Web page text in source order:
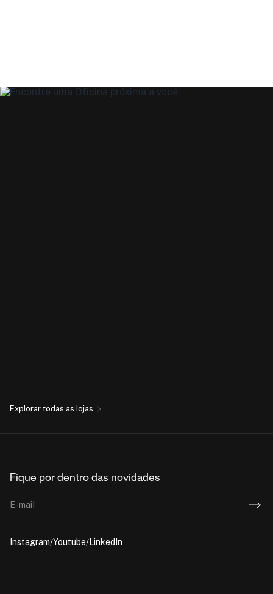
Explorar todas as lojas
Fique por dentro das novidades
E-mail
Instagram Youtube LinkedIn